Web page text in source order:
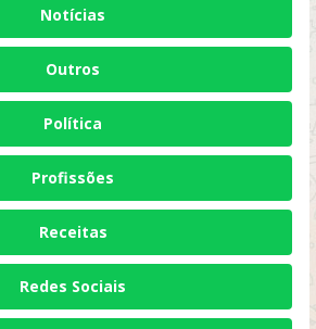
Notícias
Outros
Política
Profissões
Receitas
Redes Sociais